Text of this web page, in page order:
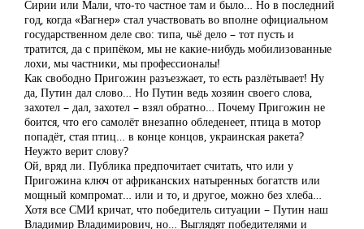
Сирии или Мали, что-то частное там и было… Но в последний
год, когда «Вагнер» стал участвовать во вполне официальном
государственном деле сво: типа, чьё дело – тот пусть и
тратится, да с припёком, мы не какие-нибудь мобилизованные
лохи, мы частники, мы профессионалы!
Как свободно Пригожин разъезжает, то есть разлётывает! Ну
да, Путин дал слово… Но Путин ведь хозяин своего слова,
захотел – дал, захотел – взял обратно… Почему Пригожин не
боится, что его самолёт внезапно обледенеет, птица в мотор
попадёт, стая птиц… в конце концов, украинская ракета?
Неужто верит слову?
Ой, вряд ли. Публика предпочитает считать, что или у
Пригожина ключ от африканских натыренных богатств или
мощный компромат… или и то, и другое, можно без хлеба…
Хотя все СМИ кричат, что победитель ситуации – Путин наш
Владимир Владимирович, но… Выглядят победителями и